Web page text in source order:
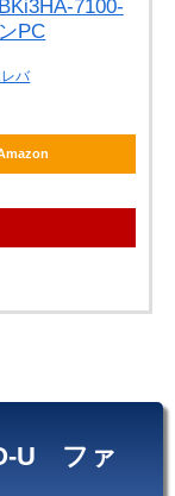
7100-
PC
バ
U ファ